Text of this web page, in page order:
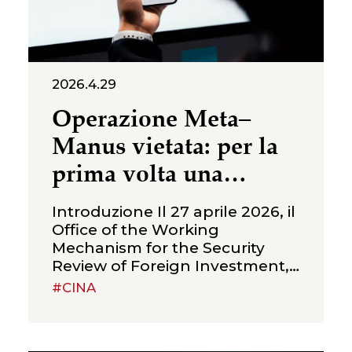
2026.4.29
Operazione Meta–
Manus vietata: per la
prima volta una
valutazione in materia
di sicurezza nazionale
blocca un’acquisizione
straniera nel settore
Introduzione Il 27 aprile 2026, il
Office of the Working
Mechanism for the Security
Review of Foreign Investment,
istituito presso la Commissione
#CINA